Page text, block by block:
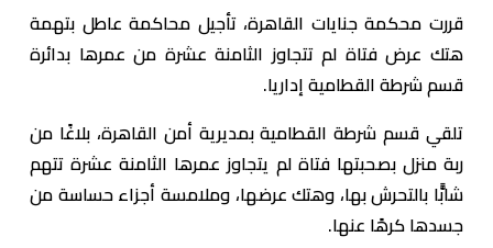
قررت محكمة جنايات القاهرة، تأجيل محاكمة عاطل بتهمة
هتك عرض فتاة لم تتجاوز الثامنة عشرة من عمرها بدائرة
قسم شرطة القطامية إداريا.
تلقي قسم شرطة القطامية بمديرية أمن القاهرة، بلاغًا من
ربة منزل بصحبتها فتاة لم يتجاوز عمرها الثامنة عشرة تتهم
شابًّا بالتحرش بها، وهتك عرضها، وملامسة أجزاء حساسة من
جسدها كرهًا عنها.